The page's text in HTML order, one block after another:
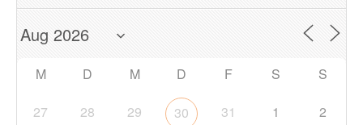
M D M D F S S
27 28 29 30 31 1 2